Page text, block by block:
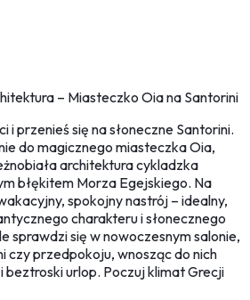
– Miasteczko Oia na Santorini
i przenieś się na słoneczne Santorini.
do magicznego miasteczka Oia,
architektura cykladzka
błękitem Morza Egejskiego. Na
spokojny nastrój – idealny,
charakteru i słonecznego
sprawdzi się w nowoczesnym salonie,
czy przedpokoju, wnosząc do nich
beztroski urlop. Poczuj klimat Grecji